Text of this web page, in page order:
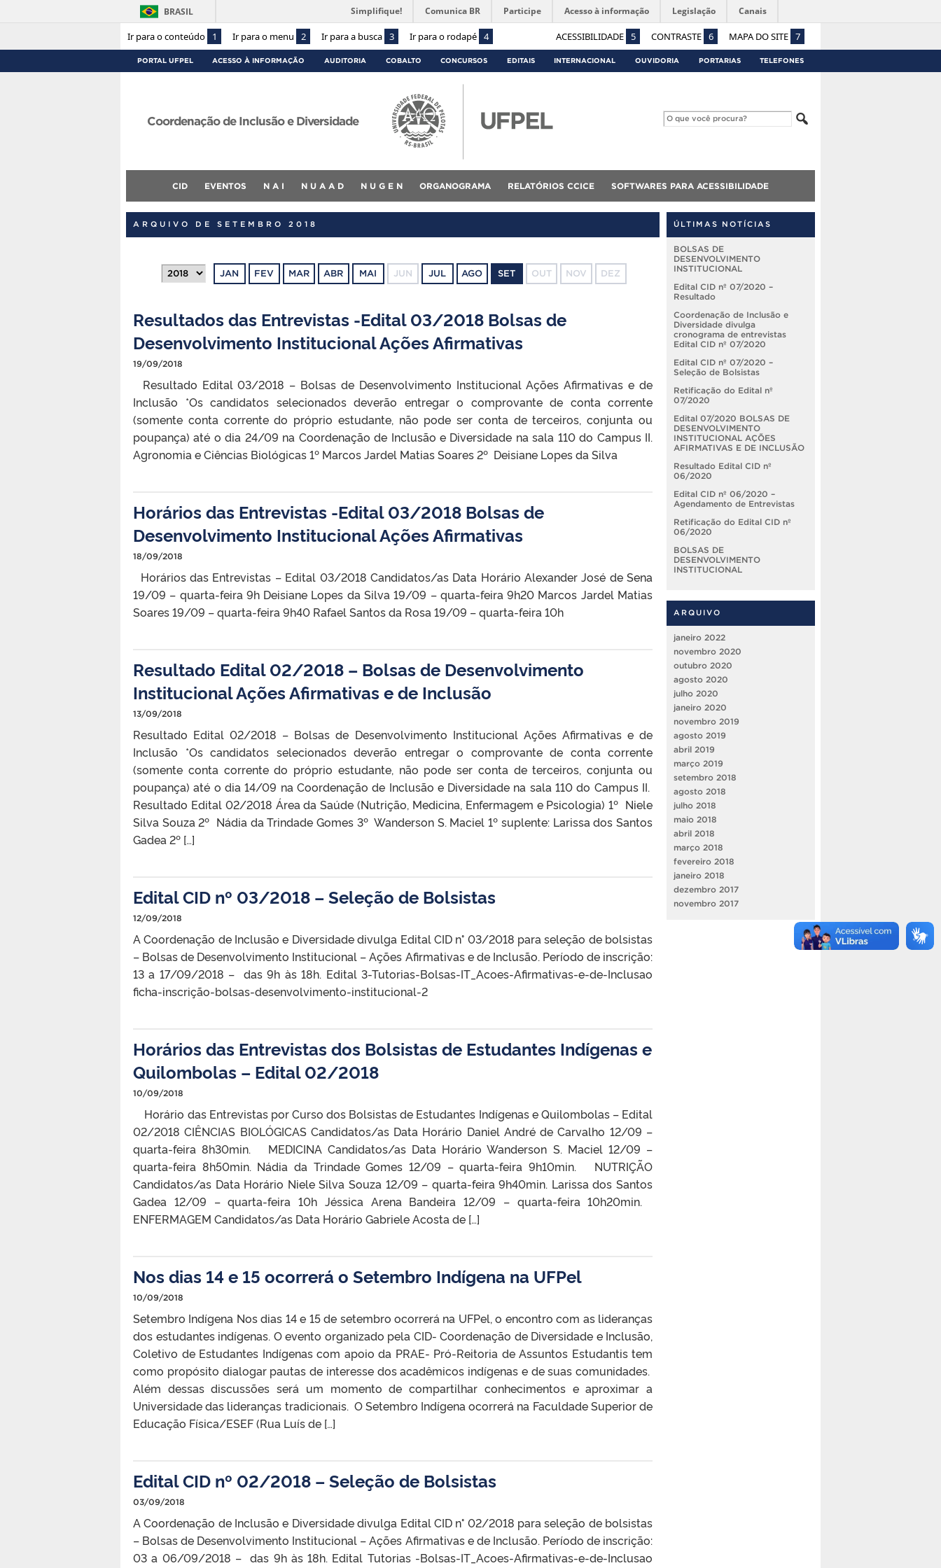
Ir para o conteúdo 1 Ir para o menu 2 Ir para a busca 3 Ir para o rodapé 4 ACESSIBILIDADE 5 CONTRASTE 6 MAPA DO SITE 7
BRASIL Simplifique! Comunica BR Participe Acesso à informação Legislação Canais
PORTAL UFPEL ACESSO À INFORMAÇÃO AUDITORIA COBALTO CONCURSOS EDITAIS INTERNACIONAL OUVIDORIA PORTARIAS TELEFONES
Coordenação de Inclusão e Diversidade
CID EVENTOS N A I N U A A D N U G E N ORGANOGRAMA RELATÓRIOS CCICE SOFTWARES PARA ACESSIBILIDADE
ARQUIVO DE SETEMBRO 2018
JAN FEV MAR ABR MAI JUN JUL AGO SET OUT NOV DEZ
Resultados das Entrevistas -Edital 03/2018 Bolsas de
Desenvolvimento Institucional Ações Afirmativas
19/09/2018
Resultado Edital 03/2018 – Bolsas de Desenvolvimento Institucional Ações Afirmativas e de
Inclusão *Os candidatos selecionados deverão entregar o comprovante de conta corrente
(somente conta corrente do próprio estudante, não pode ser conta de terceiros, conjunta ou
poupança) até o dia 24/09 na Coordenação de Inclusão e Diversidade na sala 110 do Campus II.
Agronomia e Ciências Biológicas 1º Marcos Jardel Matias Soares 2º Deisiane Lopes da Silva
Horários das Entrevistas -Edital 03/2018 Bolsas de
Desenvolvimento Institucional Ações Afirmativas
18/09/2018
Horários das Entrevistas – Edital 03/2018 Candidatos/as Data Horário Alexander José de Sena
19/09 – quarta-feira 9h Deisiane Lopes da Silva 19/09 – quarta-feira 9h20 Marcos Jardel Matias
Soares 19/09 – quarta-feira 9h40 Rafael Santos da Rosa 19/09 – quarta-feira 10h
Resultado Edital 02/2018 – Bolsas de Desenvolvimento
Institucional Ações Afirmativas e de Inclusão
13/09/2018
Resultado Edital 02/2018 – Bolsas de Desenvolvimento Institucional Ações Afirmativas e de
Inclusão *Os candidatos selecionados deverão entregar o comprovante de conta corrente
(somente conta corrente do próprio estudante, não pode ser conta de terceiros, conjunta ou
poupança) até o dia 14/09 na Coordenação de Inclusão e Diversidade na sala 110 do Campus II.
Resultado Edital 02/2018 Área da Saúde (Nutrição, Medicina, Enfermagem e Psicologia) 1º Niele
Silva Souza 2º Nádia da Trindade Gomes 3º Wanderson S. Maciel 1º suplente: Larissa dos Santos
Gadea 2º […]
Edital CID nº 03/2018 – Seleção de Bolsistas
12/09/2018
A Coordenação de Inclusão e Diversidade divulga Edital CID n° 03/2018 para seleção de bolsistas
– Bolsas de Desenvolvimento Institucional – Ações Afirmativas e de Inclusão. Período de inscrição:
13 a 17/09/2018 – das 9h às 18h. Edital 3-Tutorias-Bolsas-IT_Acoes-Afirmativas-e-de-Inclusao
ficha-inscrição-bolsas-desenvolvimento-institucional-2
Horários das Entrevistas dos Bolsistas de Estudantes Indígenas e
Quilombolas – Edital 02/2018
10/09/2018
Horário das Entrevistas por Curso dos Bolsistas de Estudantes Indígenas e Quilombolas – Edital
02/2018 CIÊNCIAS BIOLÓGICAS Candidatos/as Data Horário Daniel André de Carvalho 12/09 –
quarta-feira 8h30min. MEDICINA Candidatos/as Data Horário Wanderson S. Maciel 12/09 –
quarta-feira 8h50min. Nádia da Trindade Gomes 12/09 – quarta-feira 9h10min. NUTRIÇÃO
Candidatos/as Data Horário Niele Silva Souza 12/09 – quarta-feira 9h40min. Larissa dos Santos
Gadea 12/09 – quarta-feira 10h Jéssica Arena Bandeira 12/09 – quarta-feira 10h20min.
ENFERMAGEM Candidatos/as Data Horário Gabriele Acosta de […]
Nos dias 14 e 15 ocorrerá o Setembro Indígena na UFPel
10/09/2018
Setembro Indígena Nos dias 14 e 15 de setembro ocorrerá na UFPel, o encontro com as lideranças
dos estudantes indígenas. O evento organizado pela CID- Coordenação de Diversidade e Inclusão,
Coletivo de Estudantes Indígenas com apoio da PRAE- Pró-Reitoria de Assuntos Estudantis tem
como propósito dialogar pautas de interesse dos acadêmicos indígenas e de suas comunidades.
Além dessas discussões será um momento de compartilhar conhecimentos e aproximar a
Universidade das lideranças tradicionais. O Setembro Indígena ocorrerá na Faculdade Superior de
Educação Física/ESEF (Rua Luís de […]
Edital CID nº 02/2018 – Seleção de Bolsistas
03/09/2018
A Coordenação de Inclusão e Diversidade divulga Edital CID n° 02/2018 para seleção de bolsistas
– Bolsas de Desenvolvimento Institucional – Ações Afirmativas e de Inclusão. Período de inscrição:
03 a 06/09/2018 – das 9h às 18h. Edital Tutorias -Bolsas-IT_Acoes-Afirmativas-e-de-Inclusao
ÚLTIMAS NOTÍCIAS
BOLSAS DE
DESENVOLVIMENTO
INSTITUCIONAL
Edital CID nº 07/2020 –
Resultado
Coordenação de Inclusão e
Diversidade divulga
cronograma de entrevistas
Edital CID nº 07/2020
Edital CID nº 07/2020 –
Seleção de Bolsistas
Retificação do Edital nº
07/2020
Edital 07/2020 BOLSAS DE
DESENVOLVIMENTO
INSTITUCIONAL AÇÕES
AFIRMATIVAS E DE INCLUSÃO
Resultado Edital CID nº
06/2020
Edital CID nº 06/2020 –
Agendamento de Entrevistas
Retificação do Edital CID nº
06/2020
BOLSAS DE
DESENVOLVIMENTO
INSTITUCIONAL
ARQUIVO
janeiro 2022
novembro 2020
outubro 2020
agosto 2020
julho 2020
janeiro 2020
novembro 2019
agosto 2019
abril 2019
março 2019
setembro 2018
agosto 2018
julho 2018
maio 2018
abril 2018
março 2018
fevereiro 2018
janeiro 2018
dezembro 2017
novembro 2017